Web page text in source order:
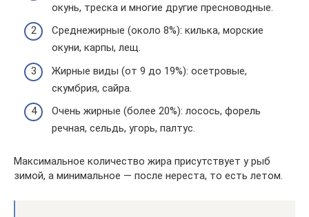
окунь, треска и многие другие пресноводные.
Среднежирные (около 8%): килька, морские
окуни, карпы, лещ.
Жирные виды (от 9 до 19%): осетровые,
скумбрия, сайра.
Очень жирные (более 20%): лосось, форель
речная, сельдь, угорь, палтус.
Максимальное количество жира присутствует у рыб
зимой, а минимальное — после нереста, то есть летом.